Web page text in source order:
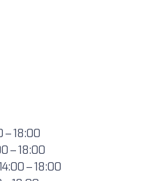
– 18:00
– 18:00
– 18:00